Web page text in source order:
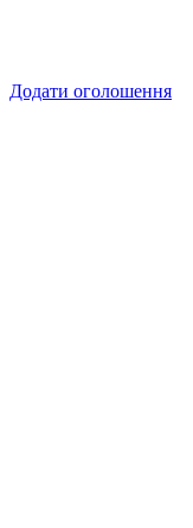
Додати оголошення